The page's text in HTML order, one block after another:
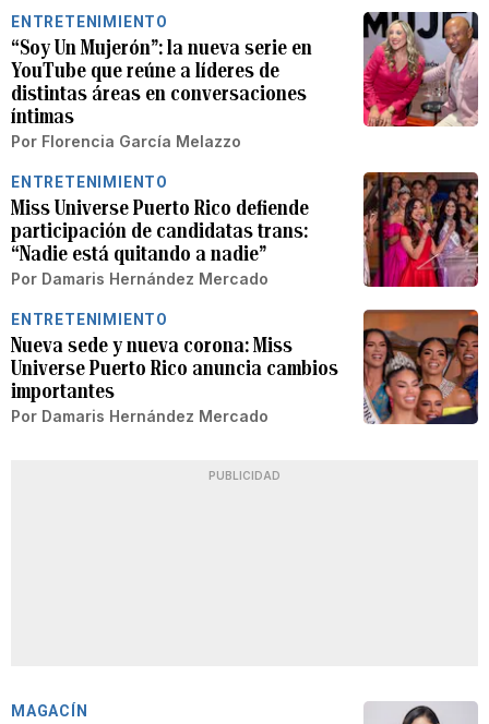
ENTRETENIMIENTO
“Soy Un Mujerón”: la nueva serie en
YouTube que reúne a líderes de
distintas áreas en conversaciones
íntimas
Por Florencia García Melazzo
ENTRETENIMIENTO
Miss Universe Puerto Rico defiende
participación de candidatas trans:
“Nadie está quitando a nadie”
Por Damaris Hernández Mercado
ENTRETENIMIENTO
Nueva sede y nueva corona: Miss
Universe Puerto Rico anuncia cambios
importantes
Por Damaris Hernández Mercado
PUBLICIDAD
MAGACÍN